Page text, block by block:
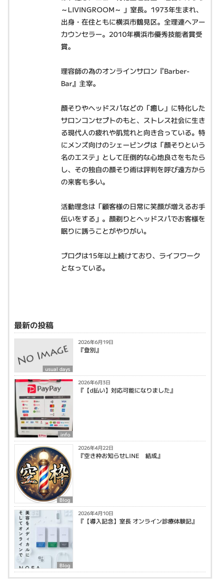
～LIVINGROOM～ 」室長。1973年生まれ、
出身・在住ともに横浜市鶴見区。全理連ヘアー
カウンセラー。2010年横浜市優秀技能者賞受
賞。
理容師の為のオンラインサロン『Barber-
Bar』主宰。
顔そりやヘッドスパなどの「癒し」に特化した
サロンコンセプトのもと、ストレス社会に生き
る現代人の疲れや肌荒れと向き合っている。特
にメンズ向けのシェービングは「顔そりという
名のエステ」として圧倒的な心地良さをもたら
し、その独自の顔そり術は評判を呼び遠方から
の来客も多い。
活動理念は「顧客様の日常に笑顔が増えるお手
伝いをする」。顔剃りとヘッドスパでお客様を
眠りに誘うことがやりがい。
ブログは15年以上続けており、ライフワーク
となっている。
最新の投稿
usual days
2026年6月19日
『登別』
info
2026年6月3日
『【d払い】対応可能になりました』
Blog
2026年4月22日
『空き枠お知らせLINE 結成』
Blog
2026年4月10日
『【導入記念】室長 オンライン診療体験記』